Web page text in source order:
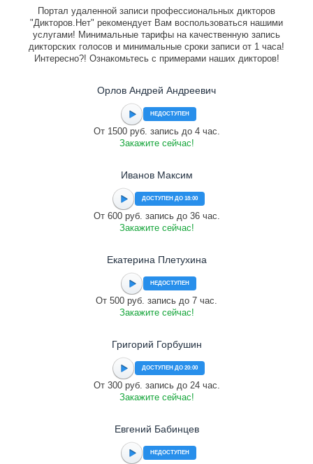
Портал удаленной записи профессиональных дикторов
"Дикторов.Нет" рекомендует Вам воспользоваться нашими
услугами! Минимальные тарифы на качественную запись
дикторских голосов и минимальные сроки записи от 1 часа!
Интересно?! Ознакомьтесь с примерами наших дикторов!
Орлов Андрей Андреевич
НЕДОСТУПЕН
От 1500 руб. запись до 4 час.
Закажите сейчас!
Иванов Максим
ДОСТУПЕН ДО 18:00
От 600 руб. запись до 36 час.
Закажите сейчас!
Екатерина Плетухина
НЕДОСТУПЕН
От 500 руб. запись до 7 час.
Закажите сейчас!
Григорий Горбушин
ДОСТУПЕН ДО 20:00
От 300 руб. запись до 24 час.
Закажите сейчас!
Евгений Бабинцев
НЕДОСТУПЕН